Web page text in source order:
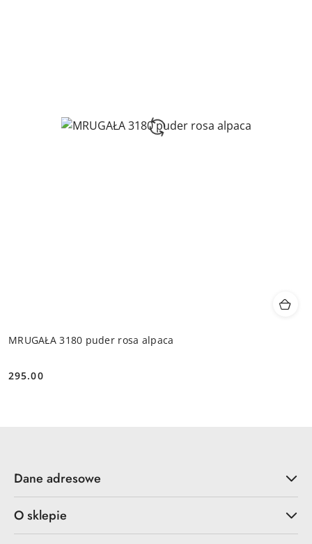
MRUGAŁA 3180 puder rosa alpaca
Cena:
295.00
Dane adresowe
O sklepie